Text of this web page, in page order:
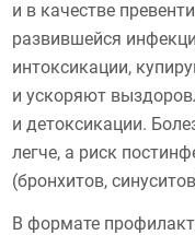
и в качестве
развившейся
интоксикации,
и ускоряют
и детоксикации.
легче, а риск
(бронхитов,
В формате